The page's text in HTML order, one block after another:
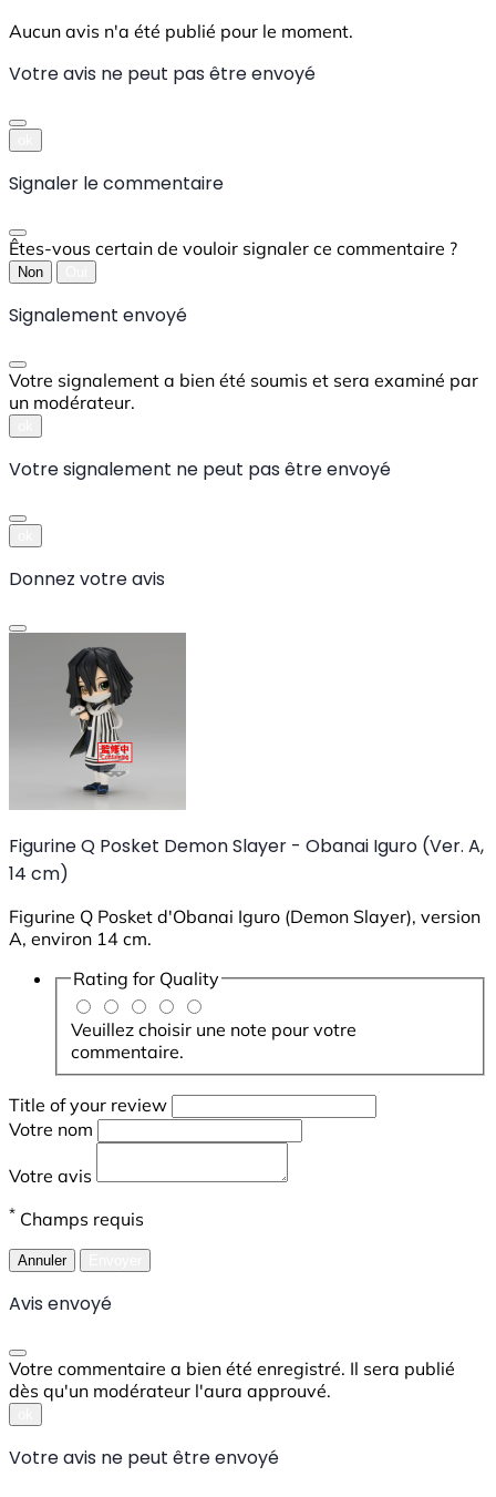
Aucun avis n'a été publié pour le moment.
Votre avis ne peut pas être envoyé
Signaler le commentaire
Êtes-vous certain de vouloir signaler ce commentaire ?
Non
Signalement envoyé
Votre signalement a bien été soumis et sera examiné par
un modérateur.
Votre signalement ne peut pas être envoyé
Donnez votre avis
Figurine Q Posket Demon Slayer - Obanai Iguro (Ver. A,
14 cm)
Figurine Q Posket d'Obanai Iguro (Demon Slayer), version
A, environ 14 cm.
Rating for Quality
Veuillez choisir une note pour votre
commentaire.
Title of your review
Votre nom
Votre avis
* Champs requis
Annuler
Avis envoyé
Votre commentaire a bien été enregistré. Il sera publié
dès qu'un modérateur l'aura approuvé.
Votre avis ne peut être envoyé